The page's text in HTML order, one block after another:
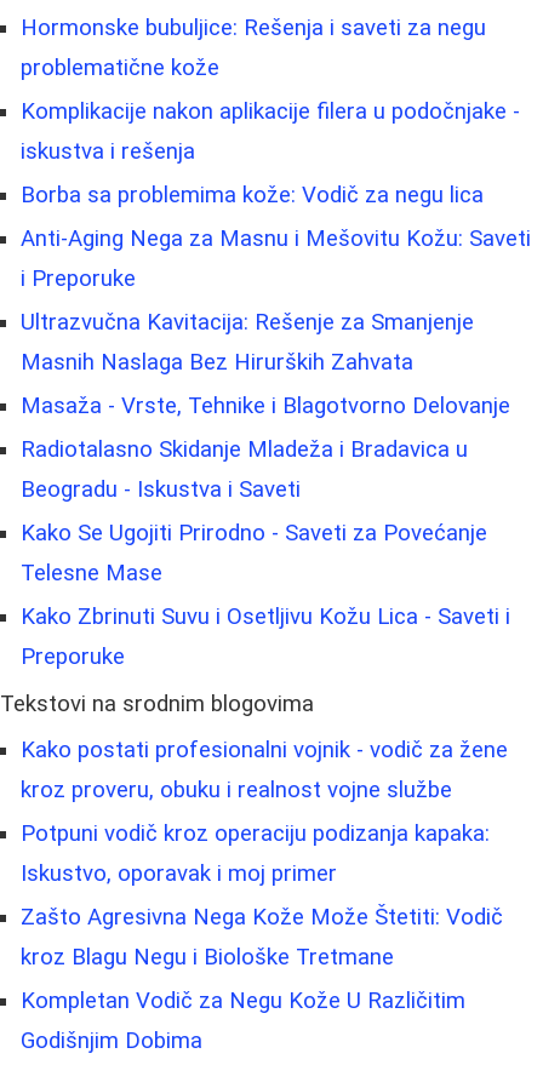
Hormonske bubuljice: Rešenja i saveti za negu
problematične kože
Komplikacije nakon aplikacije filera u podočnjake -
iskustva i rešenja
Borba sa problemima kože: Vodič za negu lica
Anti-Aging Nega za Masnu i Mešovitu Kožu: Saveti
i Preporuke
Ultrazvučna Kavitacija: Rešenje za Smanjenje
Masnih Naslaga Bez Hirurških Zahvata
Masaža - Vrste, Tehnike i Blagotvorno Delovanje
Radiotalasno Skidanje Mladeža i Bradavica u
Beogradu - Iskustva i Saveti
Kako Se Ugojiti Prirodno - Saveti za Povećanje
Telesne Mase
Kako Zbrinuti Suvu i Osetljivu Kožu Lica - Saveti i
Preporuke
Tekstovi na srodnim blogovima
Kako postati profesionalni vojnik - vodič za žene
kroz proveru, obuku i realnost vojne službe
Potpuni vodič kroz operaciju podizanja kapaka:
Iskustvo, oporavak i moj primer
Zašto Agresivna Nega Kože Može Štetiti: Vodič
kroz Blagu Negu i Biološke Tretmane
Kompletan Vodič za Negu Kože U Različitim
Godišnjim Dobima